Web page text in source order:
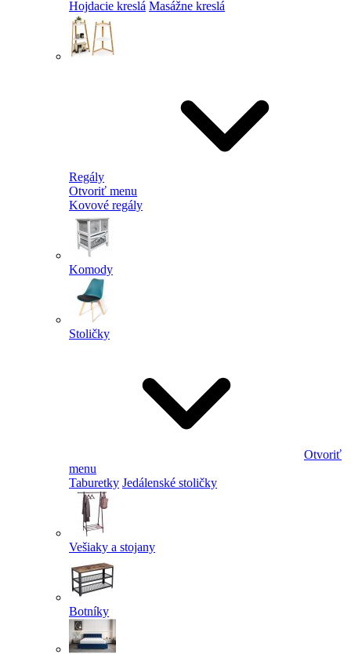
Hojdacie kreslá Masážne kreslá
Regály
Otvoriť menu
Kovové regály
Komody
Stoličky
Otvoriť
menu
Taburetky Jedálenské stoličky
Vešiaky a stojany
Botníky